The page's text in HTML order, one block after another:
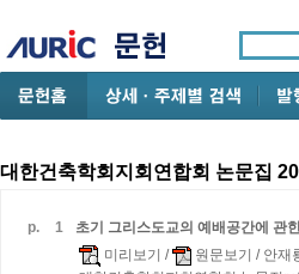
대한건축학회지회연합회 논문집
p. 1
초기 그리스도교의 예배공간에 관
미리보기 / 원문보기 / 안재